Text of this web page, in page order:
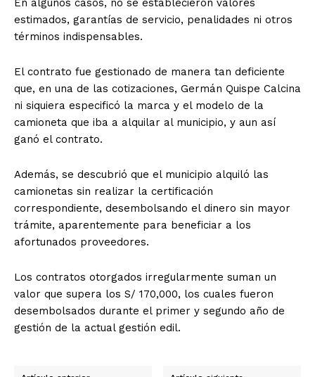
En algunos casos, no se establecieron valores
estimados, garantías de servicio, penalidades ni otros
términos indispensables.
El contrato fue gestionado de manera tan deficiente
que, en una de las cotizaciones, Germán Quispe Calcina
ni siquiera especificó la marca y el modelo de la
camioneta que iba a alquilar al municipio, y aun así
ganó el contrato.
Además, se descubrió que el municipio alquiló las
camionetas sin realizar la certificación
correspondiente, desembolsando el dinero sin mayor
trámite, aparentemente para beneficiar a los
afortunados proveedores.
Los contratos otorgados irregularmente suman un
valor que supera los S/ 170,000, los cuales fueron
desembolsados durante el primer y segundo año de
gestión de la actual gestión edil.